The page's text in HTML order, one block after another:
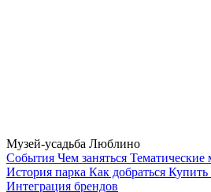
Музей-усадьба Люблино
Cобытия Чем заняться
История парка Как добраться Купить
Интеграция брендов